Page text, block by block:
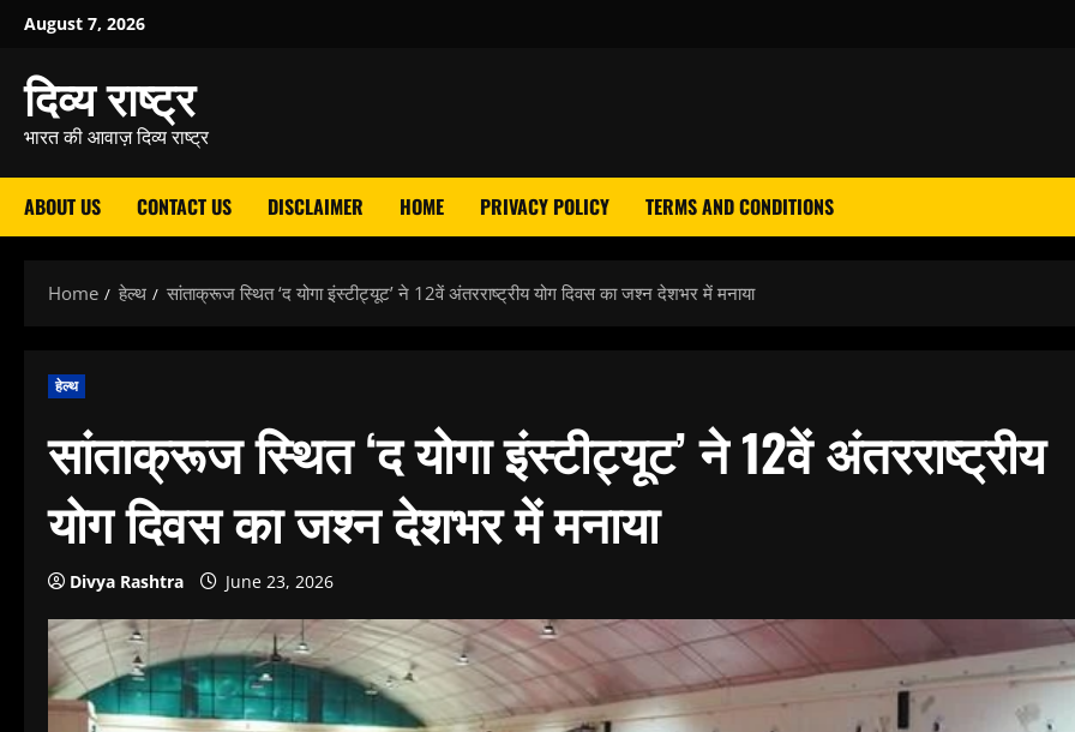
Skip
content
August 7, 2026
दिव्य राष्ट्र
भारत की आवाज़ दिव्य राष्ट्र
ABOUT US CONTACT US DISCLAIMER HOME PRIVACY POLICY TERMS AND CONDITIONS
Home हेल्थ सांताक्रूज स्थित ‘द योगा इंस्टीट्यूट’ ने 12वें अंतरराष्ट्रीय योग दिवस का जश्न देशभर में मनाया
हेल्थ
सांताक्रूज स्थित ‘द योगा इंस्टीट्यूट’ ने 12वें अंतरराष्ट्रीय
योग दिवस का जश्न देशभर में मनाया
Divya Rashtra June 23, 2026